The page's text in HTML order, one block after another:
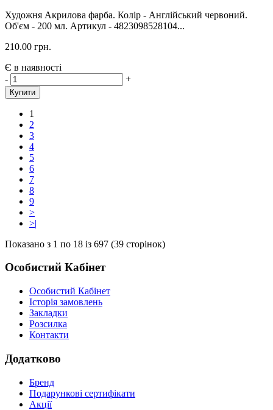
Художня Акрилова фарба. Колір - Англійський червоний.
Об'єм - 200 мл. Артикул - 4823098528104...
210.00 грн.
Є в наявності
-
+
Купити
1
2
3
4
5
6
7
8
9
>
>|
Показано з 1 по 18 із 697 (39 сторінок)
Особистий Кабінет
Особистий Кабінет
Історія замовлень
Закладки
Розсилка
Контакти
Додатково
Бренд
Подарункові сертифікати
Акції